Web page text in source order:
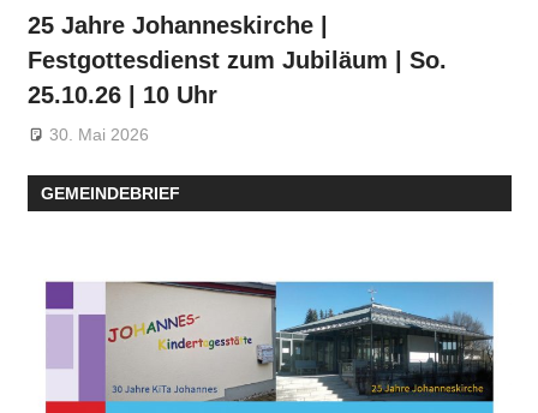
25 Jahre Johanneskirche |
Festgottesdienst zum Jubiläum | So.
25.10.26 | 10 Uhr
30. Mai 2026
GEMEINDEBRIEF